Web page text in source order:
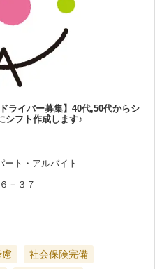
ライバー募集】40代,50代からシ
シフト作成します♪
ート・アルバイト
－３７
慮
社会保険完備